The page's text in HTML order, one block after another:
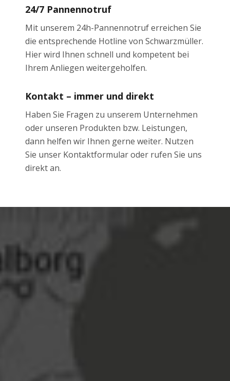
24/7 Pannennotruf
Mit unserem 24h-Pannennotruf erreichen Sie
die entsprechende Hotline von Schwarzmüller.
Hier wird Ihnen schnell und kompetent bei
Ihrem Anliegen weitergeholfen.
Kontakt – immer und direkt
Haben Sie Fragen zu unserem Unternehmen
oder unseren Produkten bzw. Leistungen,
dann helfen wir Ihnen gerne weiter. Nutzen
Sie unser Kontaktformular oder rufen Sie uns
direkt an.